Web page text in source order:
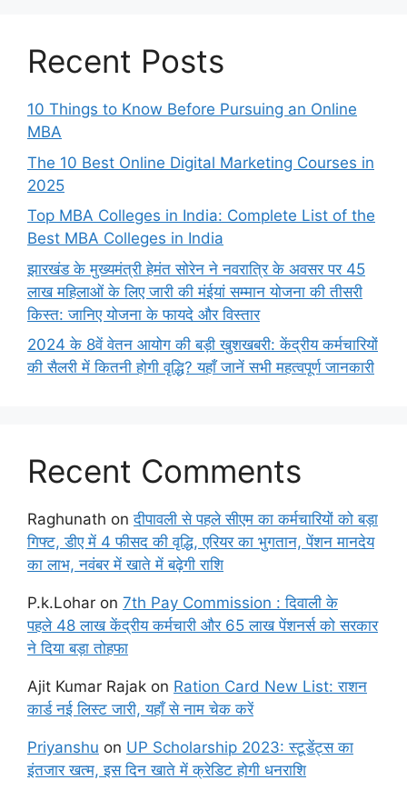
Recent Posts
10 Things to Know Before Pursuing an Online
MBA
The 10 Best Online Digital Marketing Courses in
2025
Top MBA Colleges in India: Complete List of the
Best MBA Colleges in India
झारखंड के मुख्यमंत्री हेमंत सोरेन ने नवरात्रि के अवसर पर 45
लाख महिलाओं के लिए जारी की मंईयां सम्मान योजना की तीसरी
किस्त: जानिए योजना के फायदे और विस्तार
2024 के 8वें वेतन आयोग की बड़ी खुशखबरी: केंद्रीय कर्मचारियों
की सैलरी में कितनी होगी वृद्धि? यहाँ जानें सभी महत्वपूर्ण जानकारी
Recent Comments
Raghunath onदीपावली से पहले सीएम का कर्मचारियों को बड़ा
गिफ्ट, डीए में 4 फीसद की वृद्धि, एरियर का भुगतान, पेंशन मानदेय
का लाभ, नवंबर में खाते में बढ़ेगी राशि
P.k.Lohar on 7th Pay Commission : दिवाली के
पहले 48 लाख केंद्रीय कर्मचारी और 65 लाख पेंशनर्स को सरकार
ने दिया बड़ा तोहफा
Ajit Kumar Rajak on Ration Card New List: राशन
कार्ड नई लिस्ट जारी, यहाँ से नाम चेक करें
Priyanshu on UP Scholarship 2023: स्टूडेंट्स का
इंतजार खत्म, इस दिन खाते में क्रेडिट होगी धनराशि